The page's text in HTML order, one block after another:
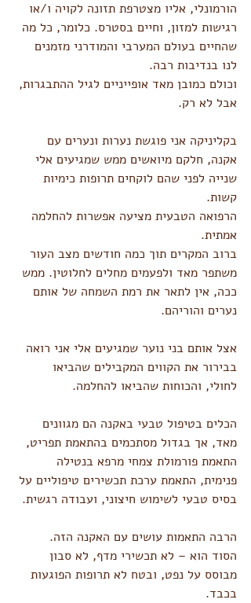
הורמונלי, אליו מצטרפת תזונה לקויה ו/או
רגישות למזון, וחיים בסטרס. כלומר, כל מה
שהחיים בעולם המערבי והמודרני מזמנים
לנו בנדיבות רבה.
וכולם כמובן מאד אופייניים לגיל ההתבגרות,
אבל לא רק.
בקליניקה אני פוגשת נערות ונערים עם
אקנה, חלקם מיואשים ממש שמגיעים אלי
שנייה לפני שהם לוקחים תרופות כימיות
קשות.
הרפואה הטבעית מציעה אפשרות להחלמה
אמתית.
ברוב המקרים תוך כמה חודשים מצב העור
משתפר מאד ולפעמים מחלים לחלוטין. ממש
ככה, אין לתאר את רמת השמחה של אותם
נערים והוריהם.
אצל אותם בני נוער שמגיעים אלי אני רואה
בבירור את הקווים המקבילים שהביאו
לחולי, והכוחות שהביאו להחלמה.
הכלים בטיפול טבעי באקנה הם מגוונים
מאד, אך בגדול מסתכמים בהתאמת תפריט,
התאמת פורמולת צמחי מרפא בנטילה
פנימית, התאמת ערכת תכשירים טיפוליים על
בסיס טבעי לשימוש חיצוני, ועבודה רגשית.
הרבה התאמות עושים עם האקנה הזה.
הסוד הוא – לא תכשירי מדף, לא סבון
מבוסס על נפט, ובטח לא תרופות הפוגעות
בכבד.